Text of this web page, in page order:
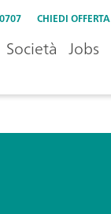
CHIEDI OFFERTA
Società Jobs